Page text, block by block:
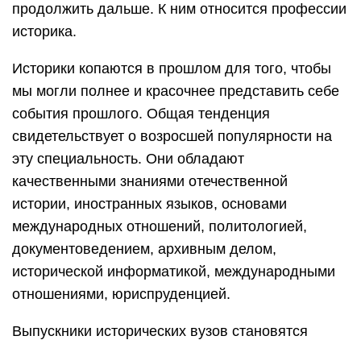
продолжить дальше. К ним относится профессии
историка.
Историки копаются в прошлом для того, чтобы
мы могли полнее и красочнее представить себе
события прошлого. Общая тенденция
свидетельствует о возросшей популярности на
эту специальность. Они обладают
качественными знаниями отечественной
истории, иностранных языков, основами
международных отношений, политологией,
документоведением, архивным делом,
исторической информатикой, международными
отношениями, юриспруденцией.
Выпускники исторических вузов становятся